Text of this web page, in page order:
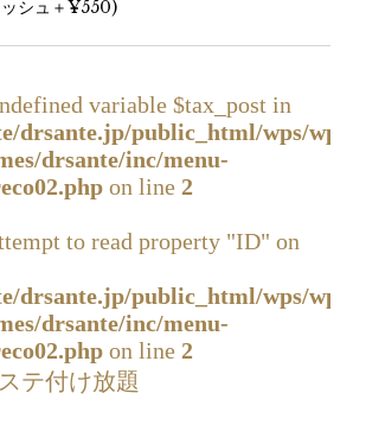
シュ＋¥550)
variable $tax_post in
drsante.jp/public_html/wps/wp-
drsante/inc/menu-
on line 2
to read property "ID" on
drsante.jp/public_html/wps/wp-
drsante/inc/menu-
on line 2
テ付け放題